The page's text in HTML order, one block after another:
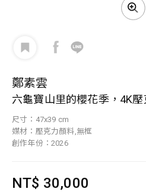
鄭素雲
六龜寶山里的櫻花季，4K
尺寸：47x39 cm
媒材：壓克力顏料,無框
創作年份：2026
NT$ 30,000